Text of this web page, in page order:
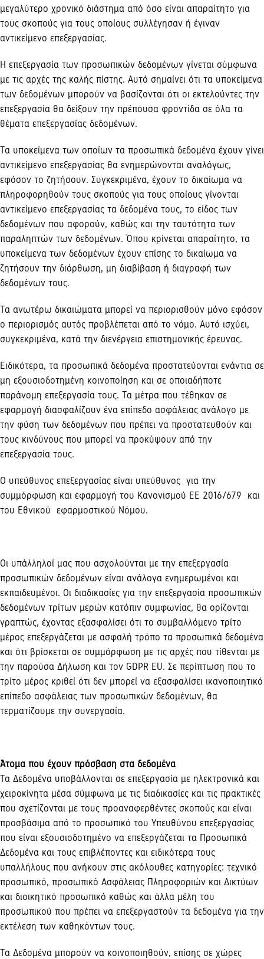
μεγαλύτερο χρονικό διάστημα από όσο είναι απαραίτητο για
τους σκοπούς για τους οποίους συλλέγησαν ή έγιναν
αντικείμενο επεξεργασίας.
Η επεξεργασία των προσωπικών δεδομένων γίνεται σύμφωνα
με τις αρχές της καλής πίστης. Αυτό σημαίνει ότι τα υποκείμενα
των δεδομένων μπορούν να βασίζονται ότι οι εκτελούντες την
επεξεργασία θα δείξουν την πρέπουσα φροντίδα σε όλα τα
θέματα επεξεργασίας δεδομένων.
Τα υποκείμενα των οποίων τα προσωπικά δεδομένα έχουν γίνει
αντικείμενο επεξεργασίας θα ενημερώνονται αναλόγως,
εφόσον το ζητήσουν. Συγκεκριμένα, έχουν το δικαίωμα να
πληροφορηθούν τους σκοπούς για τους οποίους γίνονται
αντικείμενο επεξεργασίας τα δεδομένα τους, το είδος των
δεδομένων που αφορούν, καθώς και την ταυτότητα των
παραληπτών των δεδομένων. Όπου κρίνεται απαραίτητο, τα
υποκείμενα των δεδομένων έχουν επίσης το δικαίωμα να
ζητήσουν την διόρθωση, μη διαβίβαση ή διαγραφή των
δεδομένων τους.
Τα ανωτέρω δικαιώματα μπορεί να περιορισθούν μόνο εφόσον
ο περιορισμός αυτός προβλέπεται από το νόμο. Αυτό ισχύει,
συγκεκριμένα, κατά την διενέργεια επιστημονικής έρευνας.
Ειδικότερα, τα προσωπικά δεδομένα προστατεύονται ενάντια σε
μη εξουσιοδοτημένη κοινοποίηση και σε οποιαδήποτε
παράνομη επεξεργασία τους. Τα μέτρα που τέθηκαν σε
εφαρμογή διασφαλίζουν ένα επίπεδο ασφάλειας ανάλογο με
την φύση των δεδομένων που πρέπει να προστατευθούν και
τους κινδύνους που μπορεί να προκύψουν από την
επεξεργασία τους.
Ο υπεύθυνος επεξεργασίας είναι υπεύθυνος για την
συμμόρφωση και εφαρμογή του Κανονισμού ΕΕ 2016/679 και
του Εθνικού εφαρμοστικού Νόμου.
Οι υπάλληλοί μας που ασχολούνται με την επεξεργασία
προσωπικών δεδομένων είναι ανάλογα ενημερωμένοι και
εκπαιδευμένοι. Οι διαδικασίες για την επεξεργασία προσωπικών
δεδομένων τρίτων μερών κατόπιν συμφωνίας, θα ορίζονται
γραπτώς, έχοντας εξασφαλίσει ότι το συμβαλλόμενο τρίτο
μέρος επεξεργάζεται με ασφαλή τρόπο τα προσωπικά δεδομένα
και ότι βρίσκεται σε συμμόρφωση με τις αρχές που τίθενται με
την παρούσα Δήλωση και τον GDPR EU. Σε περίπτωση που το
τρίτο μέρος κριθεί ότι δεν μπορεί να εξασφαλίσει ικανοποιητικό
επίπεδο ασφάλειας των προσωπικών δεδομένων, θα
τερματίζουμε την συνεργασία.
Άτομα που έχουν πρόσβαση στα δεδομένα
Τα Δεδομένα υποβάλλονται σε επεξεργασία με ηλεκτρονικά και
χειροκίνητα μέσα σύμφωνα με τις διαδικασίες και τις πρακτικές
που σχετίζονται με τους προαναφερθέντες σκοπούς και είναι
προσβάσιμα από το προσωπικό του Υπευθύνου επεξεργασίας
που είναι εξουσιοδοτημένο να επεξεργάζεται τα Προσωπικά
Δεδομένα και τους επιβλέποντες και ειδικότερα τους
υπαλλήλους που ανήκουν στις ακόλουθες κατηγορίες: τεχνικό
προσωπικό, προσωπικό Ασφάλειας Πληροφοριών και Δικτύων
και διοικητικό προσωπικό καθώς και άλλα μέλη του
προσωπικού που πρέπει να επεξεργαστούν τα δεδομένα για την
εκτέλεση των καθηκόντων τους.
Τα Δεδομένα μπορούν να κοινοποιηθούν, επίσης σε χώρες